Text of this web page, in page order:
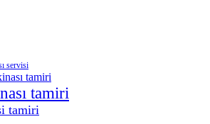
servisi
tamiri
tamiri
tamiri